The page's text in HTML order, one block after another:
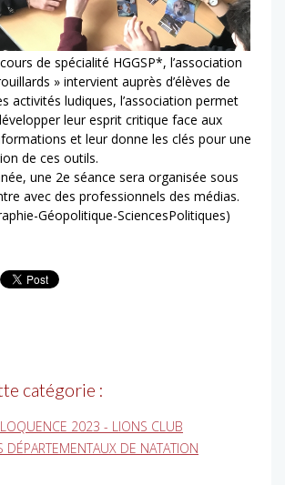
de spécialité HGGSP*, l’association
» intervient auprès d’élèves de
activités ludiques, l’association permet
leur esprit critique face aux
et leur donne les clés pour une
de ces outils.
une 2e séance sera organisée sous
avec des professionnels des médias.
Géopolitique-SciencesPolitiques)
catégorie :
2023 - LIONS CLUB
DÉPARTEMENTAUX DE NATATION